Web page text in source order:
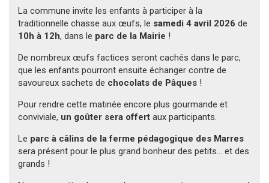
La commune invite les enfants à participer à la
traditionnelle chasse aux œufs, le samedi 4 avril 2026 de
10h à 12h, dans le parc de la Mairie !
De nombreux œufs factices seront cachés dans le parc,
que les enfants pourront ensuite échanger contre de
savoureux sachets de chocolats de Pâques !
Pour rendre cette matinée encore plus gourmande et
conviviale, un goûter sera offert aux participants.
Le parc à câlins de la ferme pédagogique des Marres
sera présent pour le plus grand bonheur des petits… et des
grands !